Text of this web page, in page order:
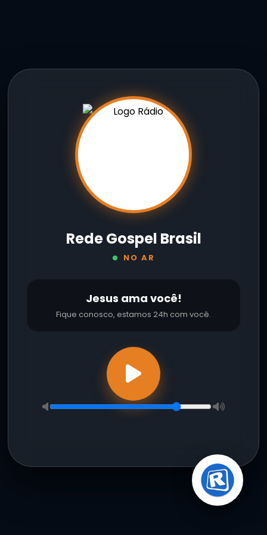
Rede Gospel Brasil
NO AR
Jesus ama você!
Fique conosco, estamos 24h com você.